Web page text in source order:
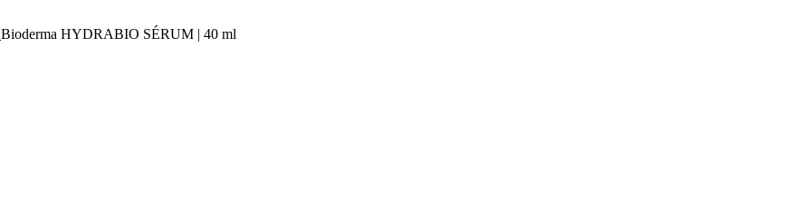
Bioderma HYDRABIO SÉRUM | 40 ml